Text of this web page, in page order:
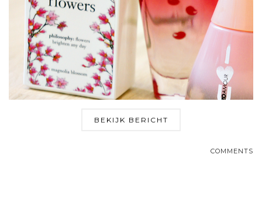
BEKIJK BERICHT
COMMENTS